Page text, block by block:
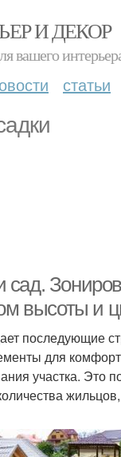
И ДЕКОР
вашего
статьи
сад.
высоты и
последующие
для
участка. Это